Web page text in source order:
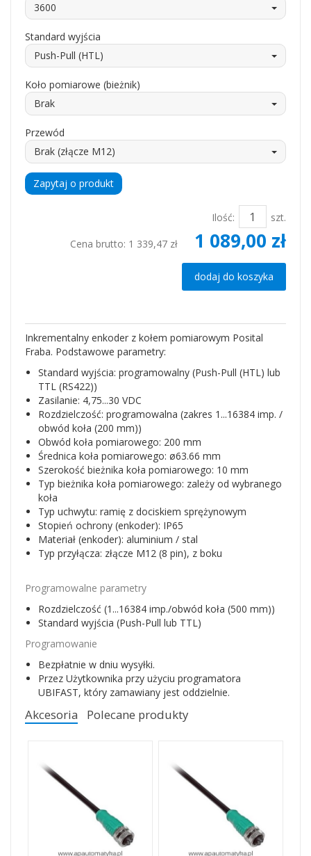
3600
Standard wyjścia
Push-Pull (HTL)
Koło pomiarowe (bieżnik)
Brak
Przewód
Brak (złącze M12)
Zapytaj o produkt
Ilość:
szt.
Cena brutto: 1 339,47 zł 1 089,00 zł
dodaj do koszyka
Inkrementalny enkoder z kołem pomiarowym Posital
Fraba. Podstawowe parametry:
Standard wyjścia: programowalny (Push-Pull (HTL) lub
TTL (RS422))
Zasilanie: 4,75...30 VDC
Rozdzielczość: programowalna (zakres 1...16384 imp. /
obwód koła (200 mm))
Obwód koła pomiarowego: 200 mm
Średnica koła pomiarowego: ø63.66 mm
Szerokość bieżnika koła pomiarowego: 10 mm
Typ bieżnika koła pomiarowego: zależy od wybranego
koła
Typ uchwytu: ramię z dociskiem sprężynowym
Stopień ochrony (enkoder): IP65
Materiał (enkoder): aluminium / stal
Typ przyłącza: złącze M12 (8 pin), z boku
Programowalne parametry
Rozdzielczość (1...16384 imp./obwód koła (500 mm))
Standard wyjścia (Push-Pull lub TTL)
Programowanie
Bezpłatnie w dniu wysyłki.
Przez Użytkownika przy użyciu programatora
UBIFAST, który zamawiany jest oddzielnie.
Akcesoria Polecane produkty